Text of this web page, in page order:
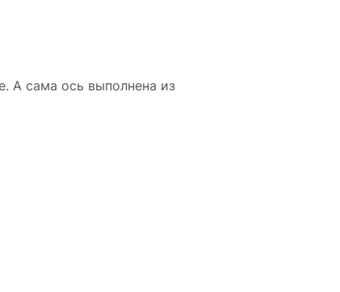
А сама ось выполнена из